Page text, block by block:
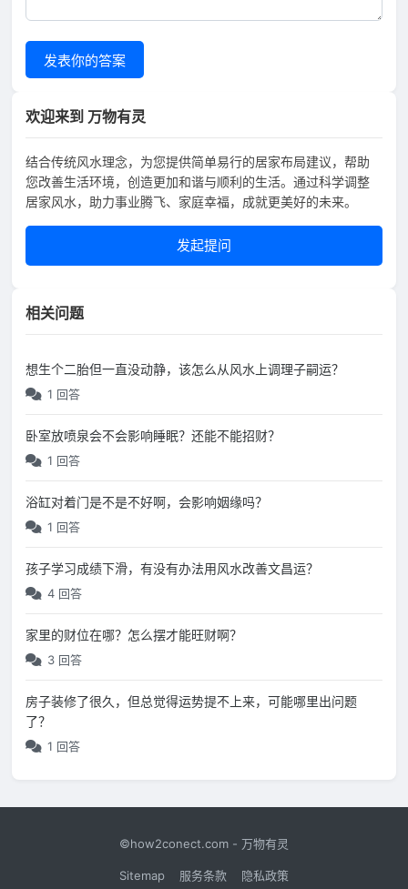
发表你的答案
欢迎来到 万物有灵
结合传统风水理念，为您提供简单易行的居家布局建议，帮助
您改善生活环境，创造更加和谐与顺利的生活。通过科学调整
居家风水，助力事业腾飞、家庭幸福，成就更美好的未来。
发起提问
相关问题
想生个二胎但一直没动静，该怎么从风水上调理子嗣运？
1 回答
卧室放喷泉会不会影响睡眠？还能不能招财？
1 回答
浴缸对着门是不是不好啊，会影响姻缘吗？
1 回答
孩子学习成绩下滑，有没有办法用风水改善文昌运？
4 回答
家里的财位在哪？怎么摆才能旺财啊？
3 回答
房子装修了很久，但总觉得运势提不上来，可能哪里出问题
了？
1 回答
©how2conect.com - 万物有灵
Sitemap 服务条款 隐私政策